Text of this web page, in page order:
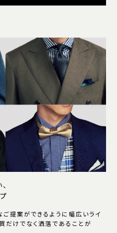
提案ができるように幅広いライ
だけでなく洒落であることが